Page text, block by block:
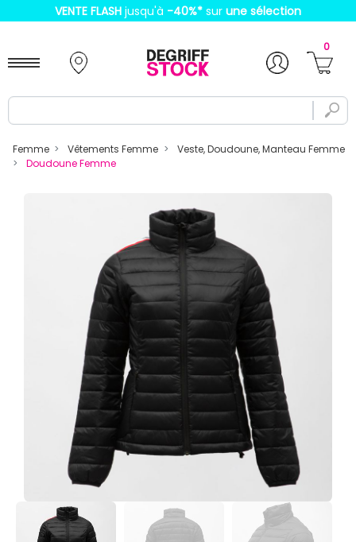
VENTE FLASH jusqu'à -40%* sur une sélection
0
Femme Vêtements Femme
Veste, Doudoune, Manteau Femme
Doudoune Femme